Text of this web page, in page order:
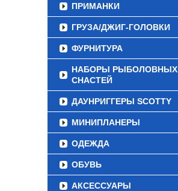
ПРИМАНКИ
ГРУЗА/ДЖИГ-ГОЛОВКИ
ФУРНИТУРА
НАБОРЫ РЫБОЛОВНЫХ
СНАСТЕЙ
ДАУНРИГГЕРЫ SCOTTY
МИНИПЛАНЕРЫ
ОДЕЖДА
ОБУВЬ
АКСЕССУАРЫ